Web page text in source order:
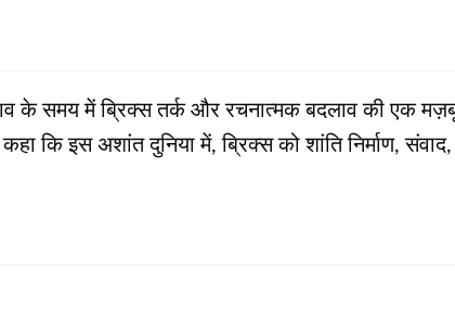
के समय में ब्रिक्स तर्क और रचनात्मक बदलाव की एक
कि इस अशांत दुनिया में, ब्रिक्स को शांति निर्माण,